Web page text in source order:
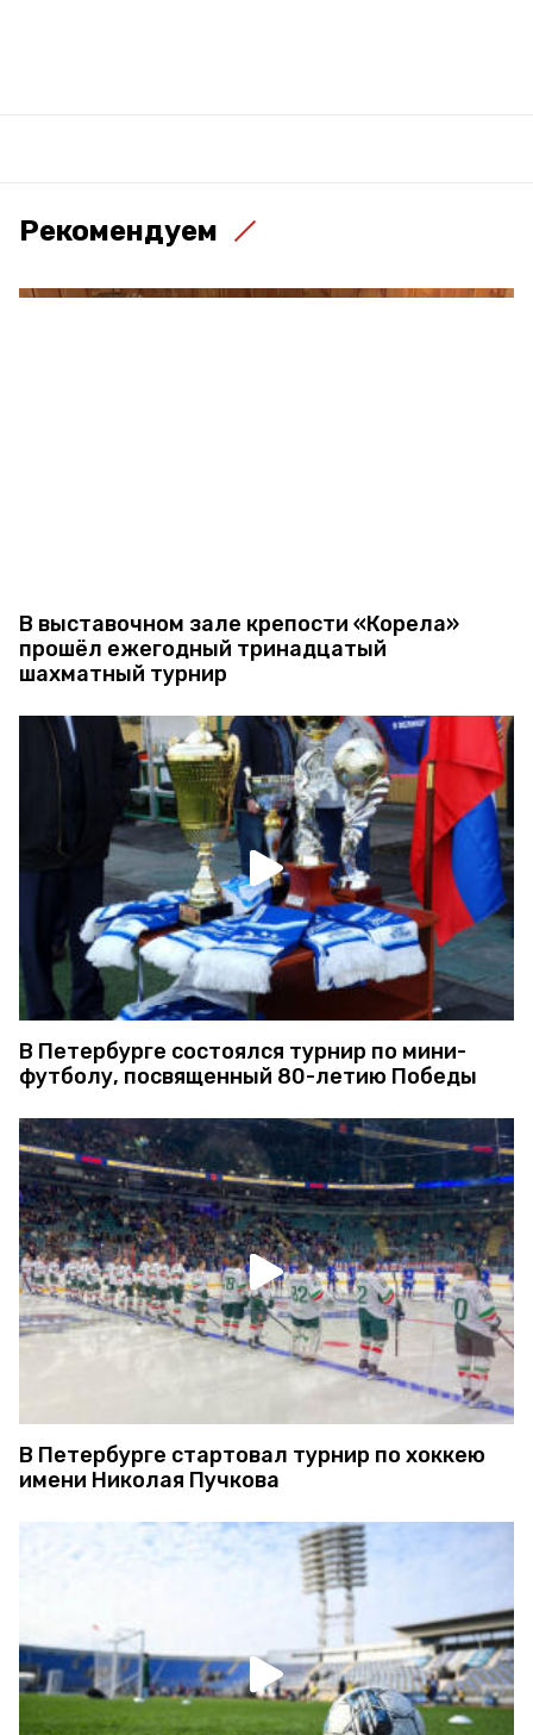
Рекомендуем
В выставочном зале крепости «Корела»
прошёл ежегодный тринадцатый
шахматный турнир
В Петербурге состоялся турнир по мини-
футболу, посвященный 80-летию Победы
В Петербурге стартовал турнир по хоккею
имени Николая Пучкова